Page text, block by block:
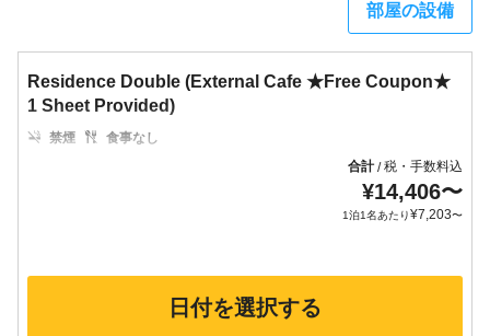
部屋の設備
Residence Double (External Cafe ★Free Coupon★
1 Sheet Provided)
禁煙
食事なし
合計/税・手数料込
¥14,406〜
1泊1名あたり¥7,203〜
日付を選択する